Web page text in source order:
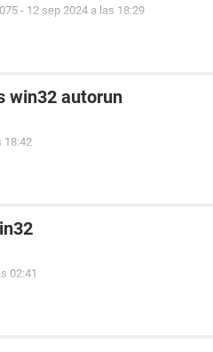
- 12 sep 2024 a las 18:29
win32 autorun
18:42
02:41